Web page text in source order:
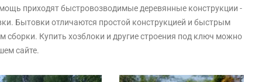
приходят быстровозводимые деревянные конструкции -
Бытовки отличаются простой конструкцией и быстрым
сборки. Купить хозблоки и другие строения под ключ можно
сайте.